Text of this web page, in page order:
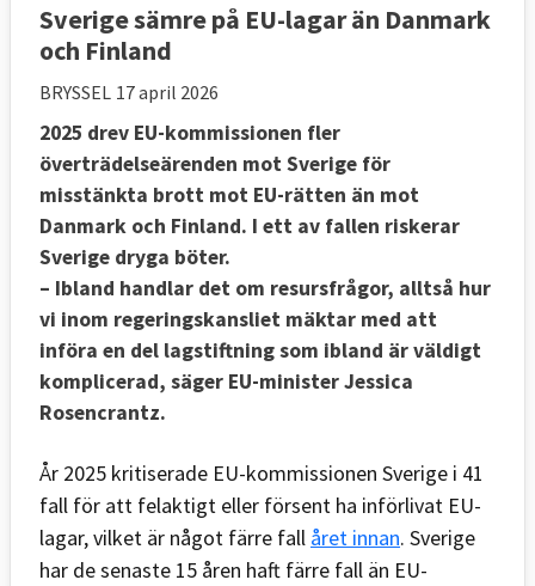
Sverige sämre på EU-lagar än Danmark
och Finland
BRYSSEL 17 april 2026
2025 drev EU-kommissionen fler
överträdelseärenden mot Sverige för
misstänkta brott mot EU-rätten än mot
Danmark och Finland. I ett av fallen riskerar
Sverige dryga böter.
– Ibland handlar det om resursfrågor, alltså hur
vi inom regeringskansliet mäktar med att
införa en del lagstiftning som ibland är väldigt
komplicerad, säger EU-minister Jessica
Rosencrantz.
År 2025 kritiserade EU-kommissionen Sverige i 41
fall för att felaktigt eller försent ha införlivat EU-
lagar, vilket är något färre fall året innan. Sverige
har de senaste 15 åren haft färre fall än EU-